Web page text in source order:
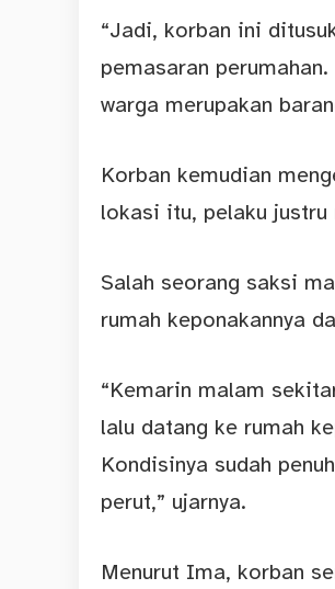
“Jadi, korban ini
pemasaran
warga merupakan
Korban kemudian
lokasi itu, pelaku justru
Salah seorang saksi
rumah keponakannya
“Kemarin malam
lalu datang ke rumah
Kondisinya sudah
perut,” ujarnya.
Menurut Ima, korban